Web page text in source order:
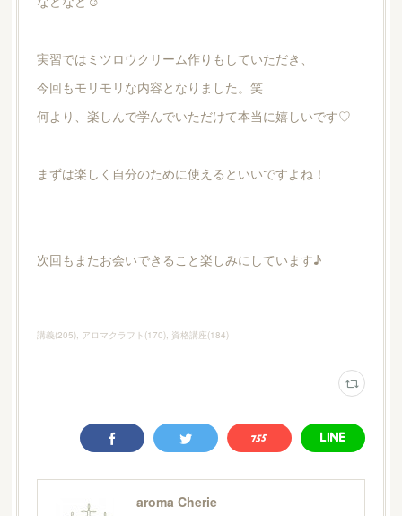
実習ではミツロウクリーム作りもしていただき、
今回もモリモリな内容となりました。笑
何より、楽しんで学んでいただけて本当に嬉しいです♡
まずは楽しく自分のために使えるといいですよね！
次回もまたお会いできること楽しみにしています♪
講義(205) アロマクラフト (170) 資格講座(184)
aroma Cherie